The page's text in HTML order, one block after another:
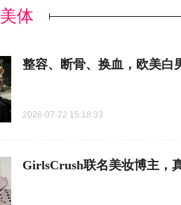
美体
整容、断骨、换血，欧美
2026-07-22 15:18:33
GirlsCrush联名美妆博主，